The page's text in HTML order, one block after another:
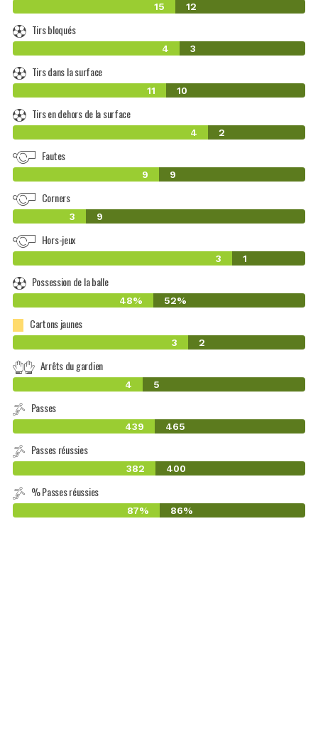
15 12
Tirs bloqués
4 3
Tirs dans la surface
11 10
Tirs en dehors de la surface
4 2
Fautes
9 9
Corners
3 9
Hors-jeux
3 1
Possession de la balle
48% 52%
Cartons jaunes
3 2
Arrêts du gardien
4 5
Passes
439 465
Passes réussies
382 400
% Passes réussies
87% 86%